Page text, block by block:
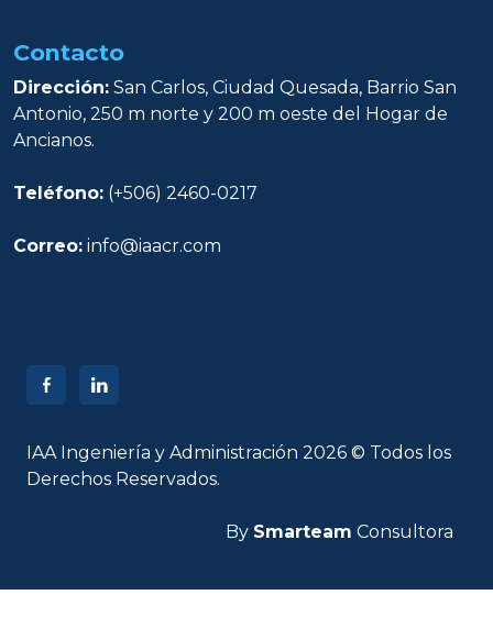
Contacto
Dirección: San Carlos, Ciudad Quesada, Barrio San
Antonio, 250 m norte y 200 m oeste del Hogar de
Ancianos.
Teléfono: (+506) 2460-0217
Correo: info@iaacr.com
IAA Ingeniería y Administración 2026 © Todos los
Derechos Reservados.
By Smarteam Consultora